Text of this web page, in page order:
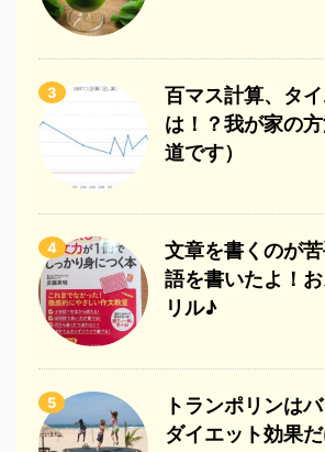
3
百マス計算、タ
は！？我が家の
道です）
4
文章を書くのが
語を書いたよ！
リル♪
5
トランポリンは
ダイエット効果だ